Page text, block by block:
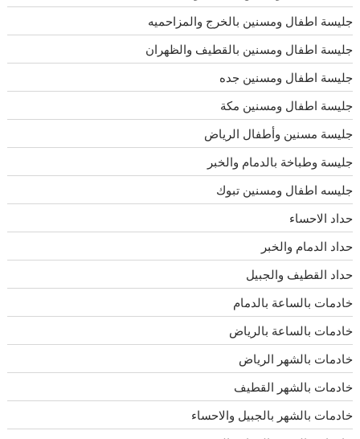
جليسة اطفال ومسنين بالخرج والمزاحميه
جليسة اطفال ومسنين بالقطيف والظهران
جليسة اطفال ومسنين جده
جليسة اطفال ومسنين مكة
جليسة مسنين وأطفال الرياض
جليسة وطباخة بالدمام والخبر
جليسه اطفال ومسنين تبوك
حداد الاحساء
حداد الدمام والخبر
حداد القطيف والجبيل
خادمات بالساعة بالدمام
خادمات بالساعة بالرياض
خادمات بالشهر الرياض
خادمات بالشهر القطيف
خادمات بالشهر بالجبيل والاحساء